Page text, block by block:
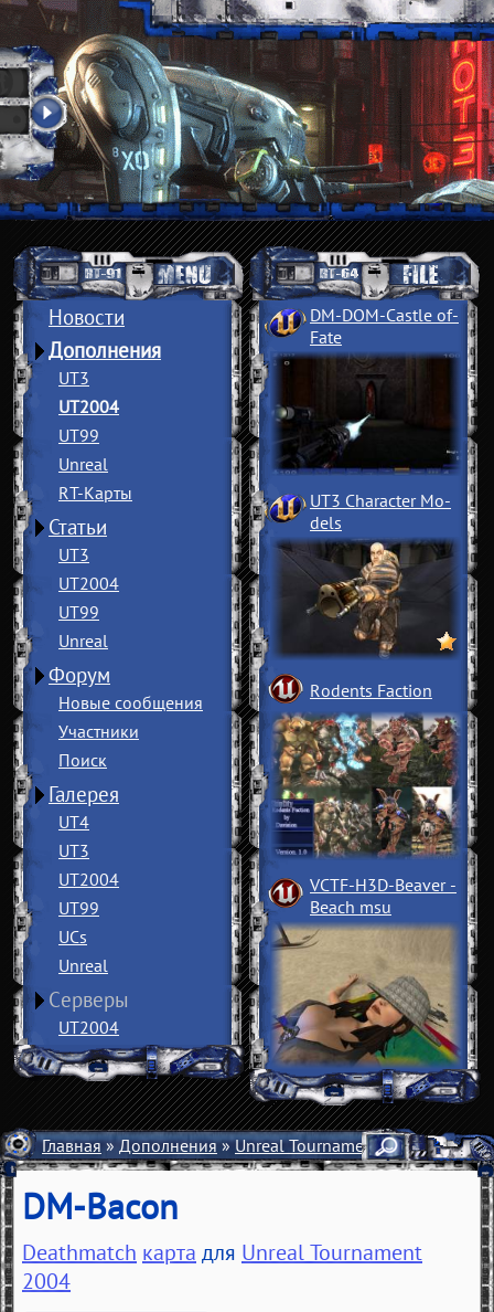
Новости
Дополнения
UT3
UT2004
UT99
Unreal
RT-Карты
Статьи
UT3
UT2004
UT99
Unreal
Форум
Новые сообщения
Участники
Поиск
Галерея
UT4
UT3
UT2004
UT99
UCs
Unreal
Серверы
UT2004
DM-DOM-Castle of­
Fate
UT3 Character Mo­
dels
Rodents Faction
VCTF-H3D-Beaver ­
Beach msu
Главная»Дополнения»Unreal Tournament 2004»Карты
DM-Bacon
Deathmatch карта для Unreal Tournament
2004